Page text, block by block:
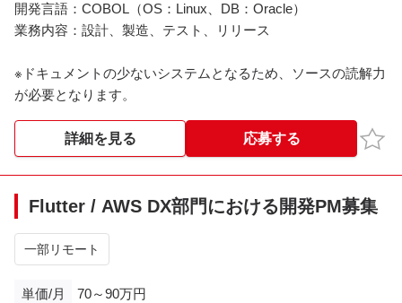
開発言語：COBOL（OS：Linux、DB：Oracle）
業務内容：設計、製造、テスト、リリース
※ドキュメントの少ないシステムとなるため、ソースの読解力
が必要となります。
詳細を見る 応募する お気
Flutter / AWS DX部門における開発PM募集
一部リモート
単価/月 70～90万円